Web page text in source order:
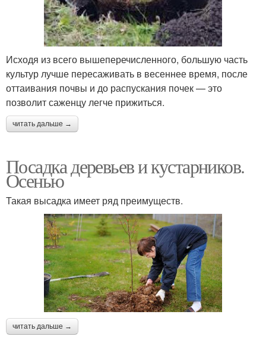
Исходя из всего вышеперечисленного, большую часть
культур лучше пересаживать в весеннее время, после
оттаивания почвы и до распускания почек — это
позволит саженцу легче прижиться.
читать дальше →
Посадка деревьев и кустарников.
Осенью
Такая высадка имеет ряд преимуществ.
читать дальше →